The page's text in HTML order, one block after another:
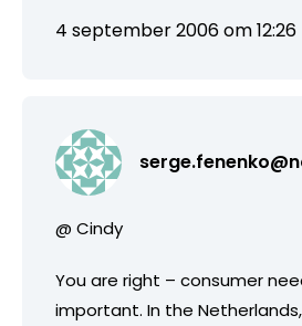
4 september 2006 om 12:26
@ Cindy
You are right – consumer
important. In the